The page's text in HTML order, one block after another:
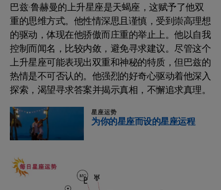
巴兹·鲁赫曼的上升星座是天蝎座，这赋予了他双
重的思维方式。他性情深思且谨慎，受到崇高理想
的驱动，体现在他骄傲而庄重的举止上。他以自我
控制而闻名，比较内敛，避免寻求建议。尽管这个
上升星座可能表现出双重和神秘的特质，但巴兹的
热情是不可否认的。他强烈的好奇心驱动着他深入
探索，渴望寻求答案并揭示真相，不懈追求真理。
星座运势
为你的星座而设的星座运程